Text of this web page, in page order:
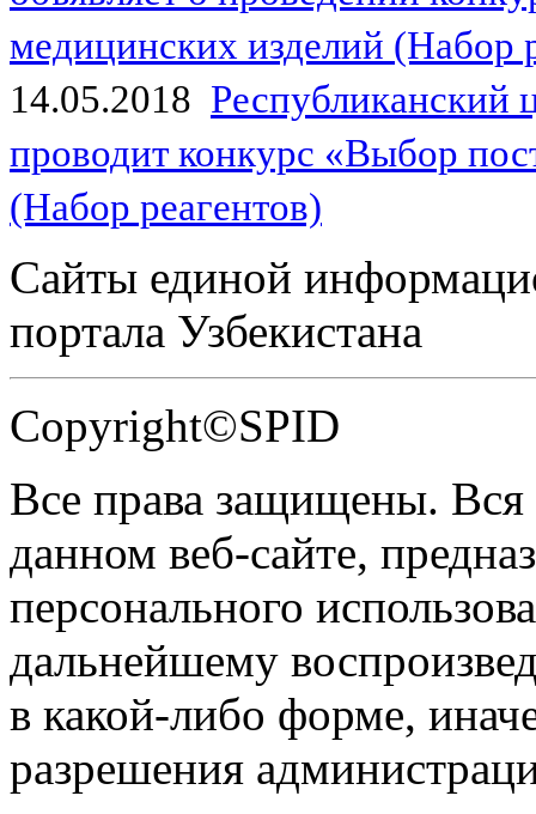
медицинских изделий (Набор
14.05.2018
проводит конкурс «Выбор
(Набор реагентов)
Сайты единой
портала Узбекистана
Copyright©SPID
Все права защищены.
данном веб-сайте,
персонального
дальнейшему
в какой-либо форме,
разрешения